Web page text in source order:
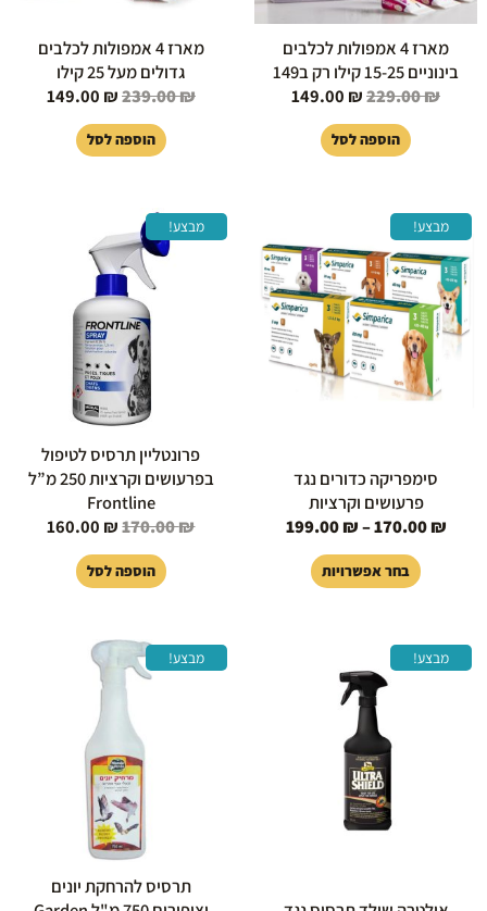
מארז 4 אמפולות לכלבים
בינוניים 15-25 קילו רק ב149
229.00₪
149.00 ₪
הוספה לסל
מארז 4 אמפולות לכלבים
גדולים מעל 25 קילו
239.00₪
149.00 ₪
הוספה לסל
מבצע!
סימפריקה כדורים נגד
פרעושים וקרציות
170.00₪
–
199.00₪
מחירים:
עד
⁦199.00 ₪⁩
בחר אפשרויות
יש
מספר
סוגים.
ניתן
לבחור
את
מבצע!
פרונטליין תרסיס לטיפול
בפרעושים וקרציות 250 מ”ל
Frontline
170.00₪
המקורי
היה:
170.00 ₪.
160.00 ₪
הוספה לסל
מבצע!
המקורי
היה:
219.00 ₪.
מבצע!
תרסיס להרחקת יונים
המחיר
המקורי
היה:
129.00 ₪.